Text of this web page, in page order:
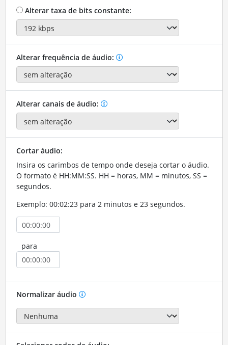
Alterar taxa de bits constante:
Alterar frequência de áudio:
Alterar canais de áudio:
Cortar áudio:
Insira os carimbos de tempo onde deseja cortar o áudio.
O formato é HH:MM:SS. HH = horas, MM = minutos, SS =
segundos.
Exemplo: 00:02:23 para 2 minutos e 23 segundos.
para
Normalizar áudio